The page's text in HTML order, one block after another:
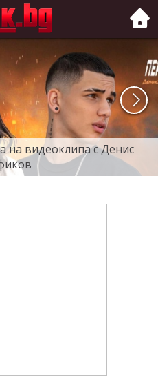
на видеоклипа с Денис